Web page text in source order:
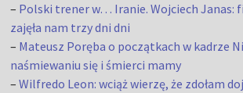
– Polski trener w… Iranie. Wojciech Janas:
zajęła nam trzy dni dni
– Mateusz Poręba o początkach w kadrze
naśmiewaniu się i śmierci mamy
–Wilfredo Leon: wciąż wierzę, że zdołam